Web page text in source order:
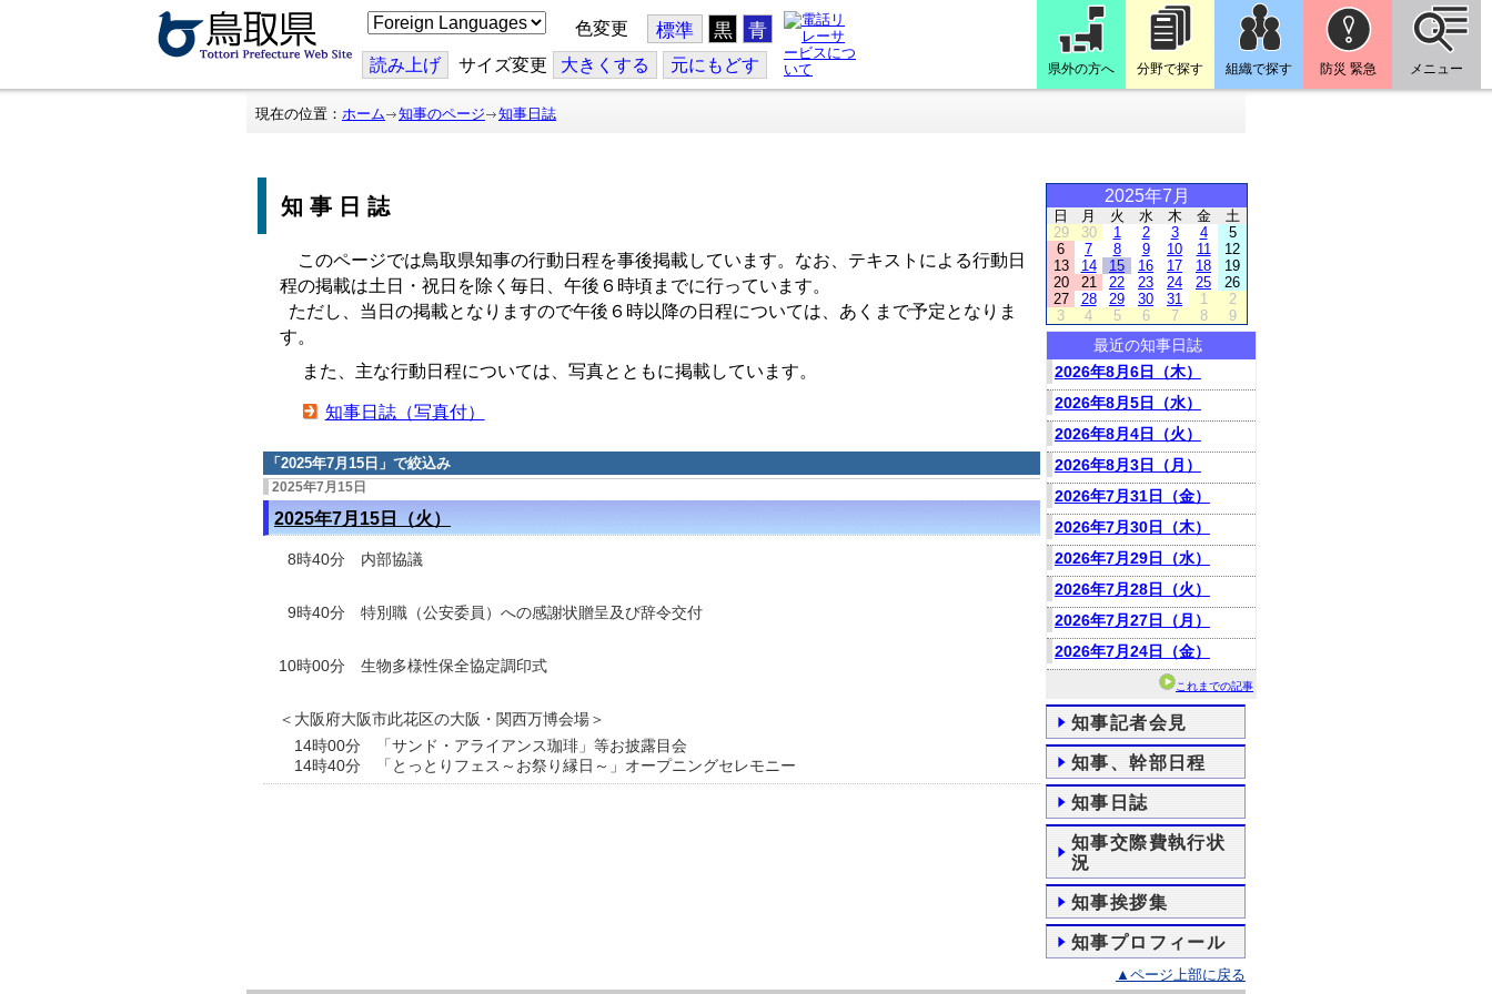
こ
の
ジ
を
翻
色変更 標準 黒 青
読み上げ サイズ変更 大きくする 元にもどす 県外の方へ 分野で探す 組織で探す 防災 緊急 メニュー
現在の位置： ホーム 知事のページ 知事日誌
知事日誌
このページでは鳥取県知事の行動日程を事後掲載しています。なお、テキストによる行動日
程の掲載は土日・祝日を除く毎日、午後６時頃までに行っています。
ただし、当日の掲載となりますので午後６時以降の日程については、あくまで予定となりま
す。
また、主な行動日程については、写真とともに掲載しています。
知事日誌（写真付）
「 2025年7月15日 」で絞込み
2025年7月15日
2025年7月15日（火）
8時40分 内部協議
9時40分 特別職（公安委員）への感謝状贈呈及び辞令交付
10時00分 生物多様性保全協定調印式
＜大阪府大阪市此花区の大阪・関西万博会場＞
14時00分 「サンド・アライアンス珈琲」等お披露目会
14時40分 「とっとりフェス～お祭り縁日～」オープニングセレモニー
2025年7月
日 月 火 水 木 金
土
29
30 1 2 3 4
5
6
7 8 9 10 11
12
13
14 15 16 17 18
19
20
21 22 23 24 25
26
27
28 29 30 31 1
2
3
4 5 6 7 8 9
最近の知事日誌
2026年8月6日（木）
2026年8月5日（水）
2026年8月4日（火）
2026年8月3日（月）
2026年7月31日（金）
2026年7月30日（木）
2026年7月29日（水）
2026年7月28日（火）
2026年7月27日（月）
2026年7月24日（金）
これまでの記事
知事記者会見
知事、幹部日程
知事日誌
知事交際費執行状
況
知事挨拶集
知事プロフィール
▲ページ上部に戻る